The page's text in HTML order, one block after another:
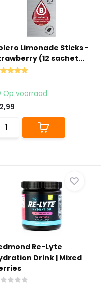
Limonade Sticks -
(12 sachet...
Op voorraad
Re-Lyte
Drink | Mixed